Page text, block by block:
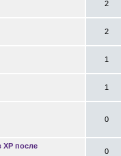
2
2
1
1
0
XP после
0